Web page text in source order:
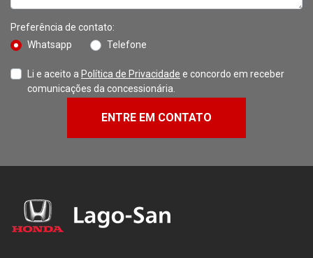
Preferência de contato:
Whatsapp
Telefone
Li e aceito a Política de Privacidade e concordo em receber
comunicações da concessionária.
ENTRE EM CONTATO